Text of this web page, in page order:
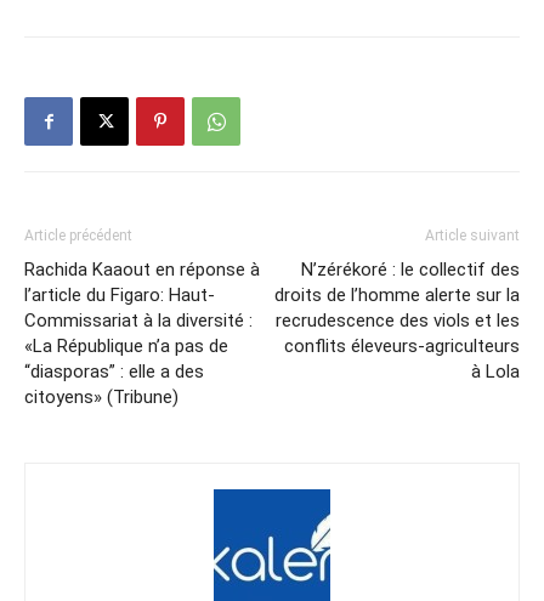
Article précédent
Rachida Kaaout en réponse à
l’article du Figaro: Haut-
Commissariat à la diversité :
«La République n’a pas de
“diasporas” : elle a des
citoyens» (Tribune)
Article suivant
N’zérékoré : le collectif des
droits de l’homme alerte sur la
recrudescence des viols et les
conflits éleveurs-agriculteurs
à Lola